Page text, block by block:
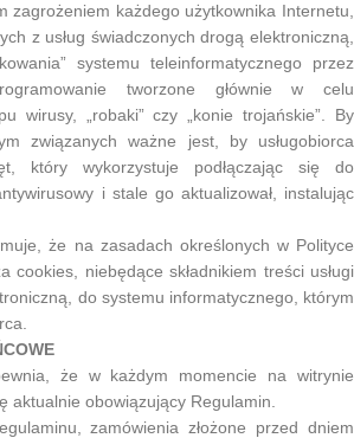
zagrożeniem każdego użytkownika Internetu,
z usług świadczonych drogą elektroniczną,
systemu teleinformatycznego przez
tworzone głównie w celu
wirusy, „robaki” czy „konie trojańskie”. By
związanych ważne jest, by usługobiorca
który wykorzystuje podłączając się do
i stale go aktualizował, instalując
że na zasadach określonych w Polityce
cookies, niebędące składnikiem treści usługi
do systemu informatycznego, którym
że w każdym momencie na witrynie
aktualnie obowiązujący Regulamin.
zamówienia złożone przed dniem